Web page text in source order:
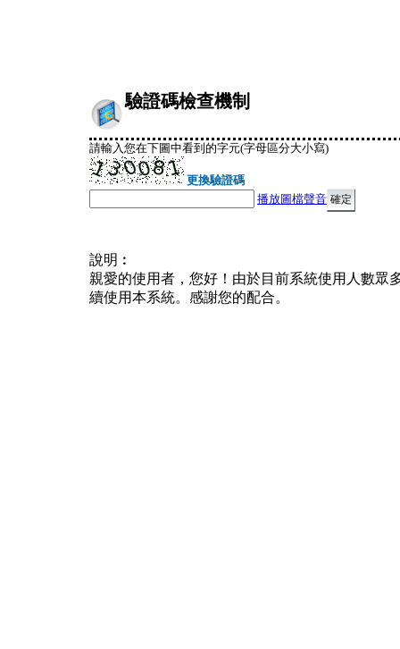
驗證碼檢查機制
請輸入您在下圖中看到的字元(字母區分大小寫)
更換驗證碼
播放圖檔聲音
說明︰
親愛的使用者，您好！由於目前系統使用人數眾
續使用本系統。感謝您的配合。